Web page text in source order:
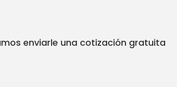
enviarle una cotización gratuita